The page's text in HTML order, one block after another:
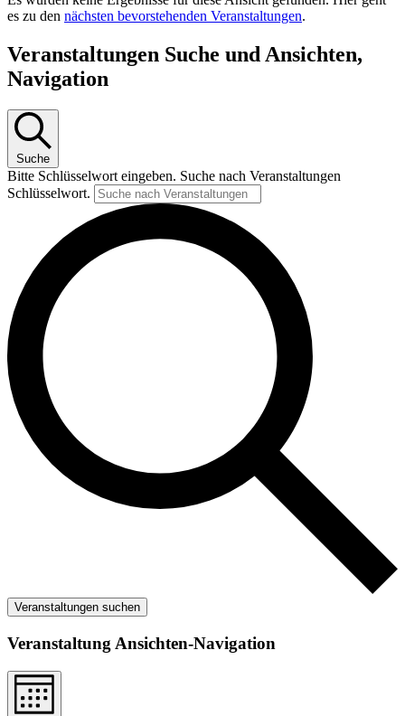
es zu den nächsten bevorstehenden Veranstaltungen.
Veranstaltungen Suche und Ansichten,
Navigation
Suche
Bitte Schlüsselwort eingeben. Suche nach Veranstaltungen
Schlüsselwort.
Veranstaltungen suchen
Veranstaltung Ansichten-Navigation